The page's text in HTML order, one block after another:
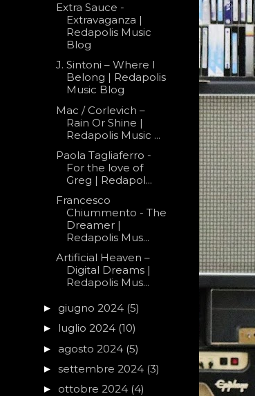
Extra Sauce -
Extravaganza |
Redapolis Music
Blog
J. Sintoni – Where I
Belong | Redapolis
Music Blog
Mac / Corlevich –
Rain Or Shine |
Redapolis Music ...
Paola Tagliaferro -
For the love of
Greg | Redapol...
Francesco
Chiummento - The
Dreamer |
Redapolis Mus...
Artificial Heaven –
Digital Dreams |
Redapolis Mus...
► giugno 2024 (5)
► luglio 2024 (10)
► agosto 2024 (5)
► settembre 2024 (3)
► ottobre 2024 (4)